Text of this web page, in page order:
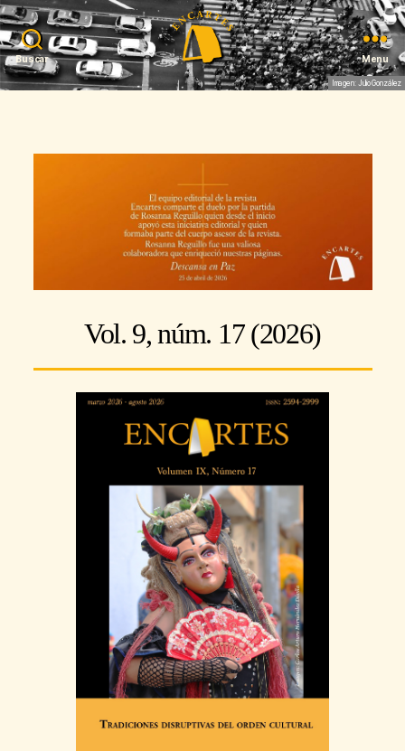
Buscar Menu
Imagen: Julio González
Vol. 9, núm. 17 (2026)